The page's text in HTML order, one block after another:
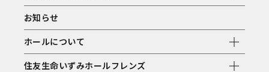
お知らせ
ホールについて
住友生命いずみホールフレンズ